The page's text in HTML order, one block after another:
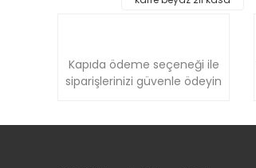
Kapıda ödeme seçeneği ile
siparişlerinizi güvenle ödeyin